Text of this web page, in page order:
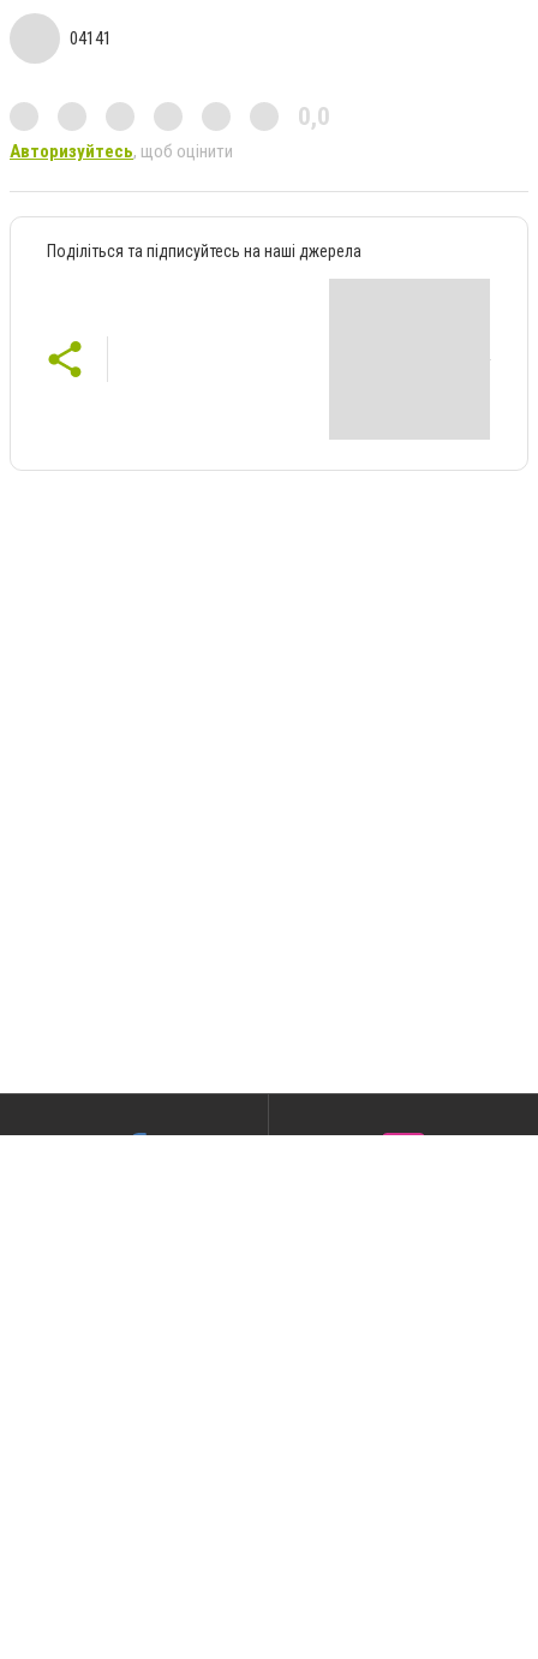
04141
0,0
Авторизуйтесь, щоб оцінити
Поділіться та підписуйтесь на наші джерела